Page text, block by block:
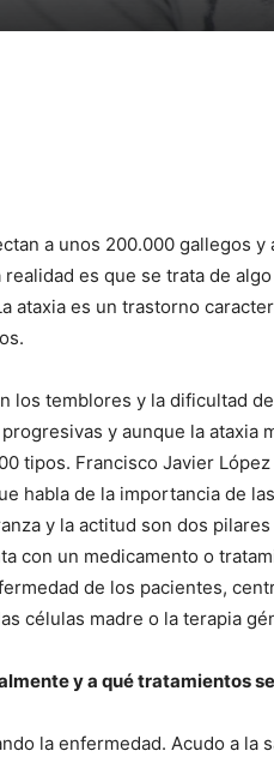
a unos 200.000 gallegos
es que se trata de
ataxia es un trastorno
los temblores y la dificultad
y aunque la ataxia
tipos. Francisco Javier
habla de la importancia de
y la actitud son dos
con un medicamento o
de los pacientes,
células madre o la terapia
y a qué tratamientos
la enfermedad. Acudo a la